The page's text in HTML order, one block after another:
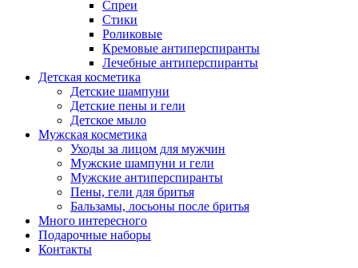
Спреи
Стики
Роликовые
Кремовые антиперспиранты
Лечебные антиперспиранты
Детская косметика
Детские шампуни
Детские пены и гели
Детское мыло
Мужская косметика
Уходы за лицом для мужчин
Мужские шампуни и гели
Мужские антиперспиранты
Пены, гели для бритья
Бальзамы, лосьоны после бритья
Много интересного
Подарочные наборы
Контакты